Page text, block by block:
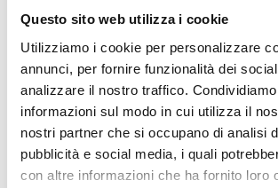
Questo sito web utilizza i cookie
Utilizziamo i cookie per personalizzare
annunci, per fornire funzionalità dei
analizzare il nostro traffico.
informazioni sul modo in cui utilizza il
nostri partner che si occupano di analisi
pubblicità e social media, i quali
con altre informazioni che ha fornito loro
Qui puoi scaricare la scheda tecnica,
misure indicate possono subire una
dello 0,6%, corredata di disegni 2D e
Scarica scheda tecnica in formato